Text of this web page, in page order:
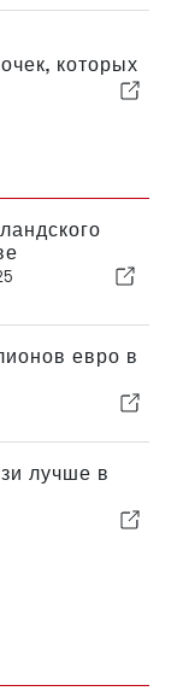
которых
евро в
лучше в